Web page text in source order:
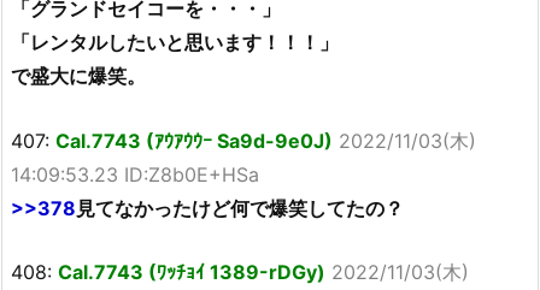
「グランドセイコーを・・・」
「レンタルしたいと思います！！！」
で盛大に爆笑。
407: Cal.7743 (ｱｳｱｳｳｰ Sa9d-9e0J) 2022/11/03(木)
14:09:53.23 ID:Z8b0E+HSa
>>378 見てなかったけど何で爆笑してたの？
408: Cal.7743 (ﾜｯﾁｮｲ 1389-rDGy) 2022/11/03(木)